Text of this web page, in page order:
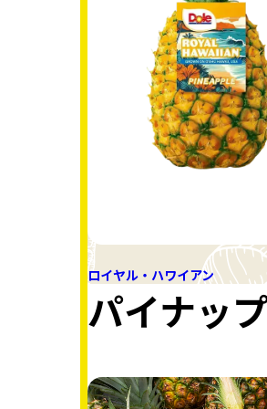
ロイヤル・ハワイアン
パイナッ